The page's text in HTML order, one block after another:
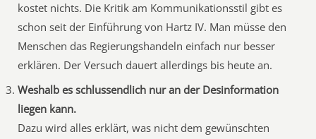
kostet nichts. Die Kritik am Kommunikationsstil gibt es
schon seit der Einführung von Hartz IV. Man müsse den
Menschen das Regierungshandeln einfach nur besser
erklären. Der Versuch dauert allerdings bis heute an.
Weshalb es schlussendlich nur an der Desinformation
liegen kann.
Dazu wird alles erklärt, was nicht dem gewünschten